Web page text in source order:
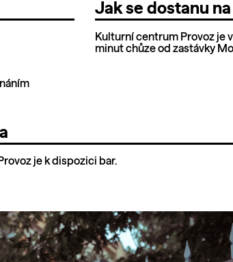
Jak se dostanu
Kulturní centrum Provoz je
minut chůze od zastávky
je k dispozici bar.